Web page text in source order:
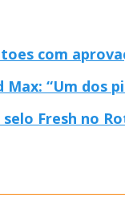
com
“Um dos
Fresh no